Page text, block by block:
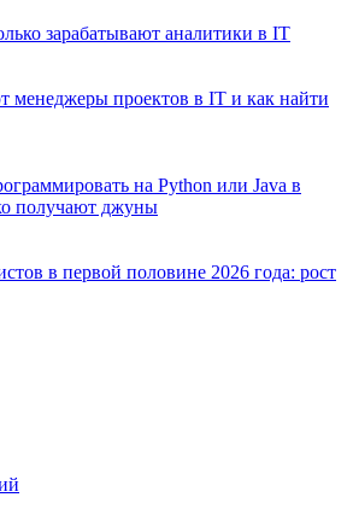
зарабатывают аналитики в IT
менеджеры проектов в IT и как найти
на Python или Java в
получают джуны
в первой половине 2026 года: рост